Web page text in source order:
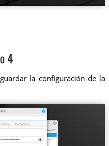
4
la configuración de la